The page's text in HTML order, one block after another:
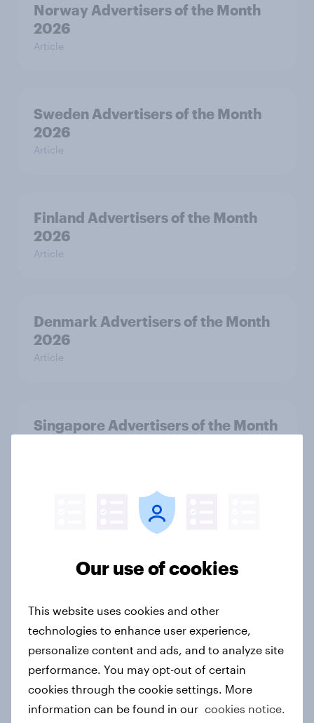
Norway Advertisers of the Month
2026
Article
Sweden Advertisers of the Month
2026
Article
Finland Advertisers of the Month
2026
Article
Denmark Advertisers of the Month
2026
Article
Singapore Advertisers of the Month
Thailand Advertisers of the Month
UAE Advertisers of the Month 2026
Article
Indonesia Advertisers of the Month
Our use of cookies
This website uses cookies and other
technologies to enhance user experience,
personalize content and ads, and to analyze site
performance. You may opt-out of certain
cookies through the cookie settings. More
information can be found in our cookies notice.